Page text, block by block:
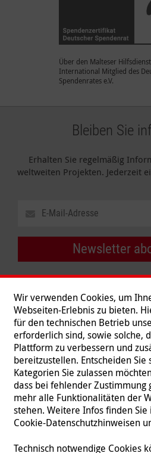
Über den Malteser
International Mitglied des
Spendenrates e.V.
Bleiben Sie
Erhalten Sie regelmäßig
weltweiten Projekten. Jederzeit
Newsletter
Folgen Sie uns
Wir verwenden Cookies, um
Webseiten-Erlebnis zu bieten.
für den technischen Betrieb
erforderlich sind, sowie solche,
Plattform zu verbessern und
bereitzustellen. Entscheiden Sie
Kategorien Sie zulassen
dass bei fehlender Zustimmung
mehr alle Funktionalitäten der
stehen. Weitere Infos finden
Cookie-Datenschutzhinweisen
Technisch notwendige Cookies